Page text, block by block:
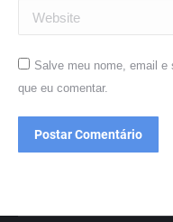
Website
Salve meu nome, email e
que eu comentar.
Postar Comentário